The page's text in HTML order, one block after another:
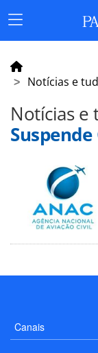
Menu
Principal
Notícias e
Notícias e
Canais